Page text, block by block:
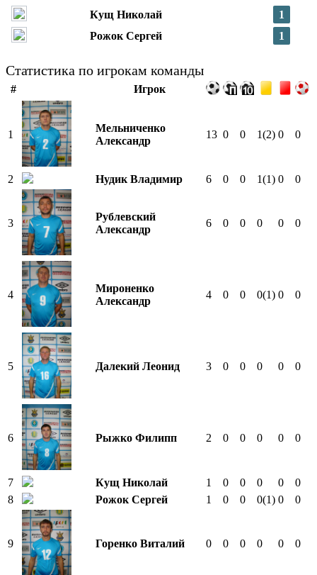
Кущ Николай
1
Рожок Сергей
1
Статистика по игрокам команды
# Игрок
1
Мельниченко
Александр
13 0 0 1(2) 0 0
2 Нудик Владимир 6 0 0 1(1) 0 0
3
Рублевский
Александр
6 0 0 0 0 0
4
Мироненко
Александр
4 0 0 0(1) 0 0
5 Далекий Леонид 3 0 0 0 0 0
6 Рыжко Филипп 2 0 0 0 0 0
7 Кущ Николай 1 0 0 0 0
0
8
Рожок Сергей 1 0 0 0(1) 0 0
9 Горенко Виталий 0 0 0 0 0 0